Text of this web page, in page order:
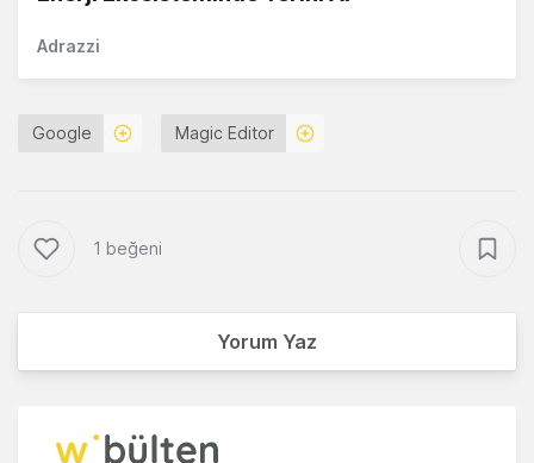
Adrazzi
Google Magic Editor
1 beğeni
Yorum Yaz